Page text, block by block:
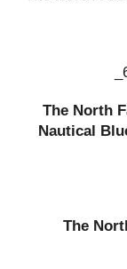
The North
Nautical
The